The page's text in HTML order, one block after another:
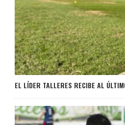
EL LÍDER TALLERES RECIBE AL